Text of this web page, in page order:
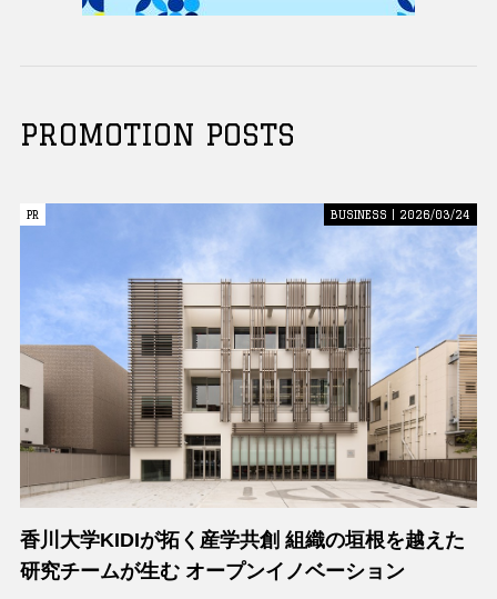
PROMOTION POSTS
PR
PR BUSINESS | 2026/03/24
香川大学KIDIが拓く産学共創 組織の垣根を越えた
研究チームが生む オープンイノベーション